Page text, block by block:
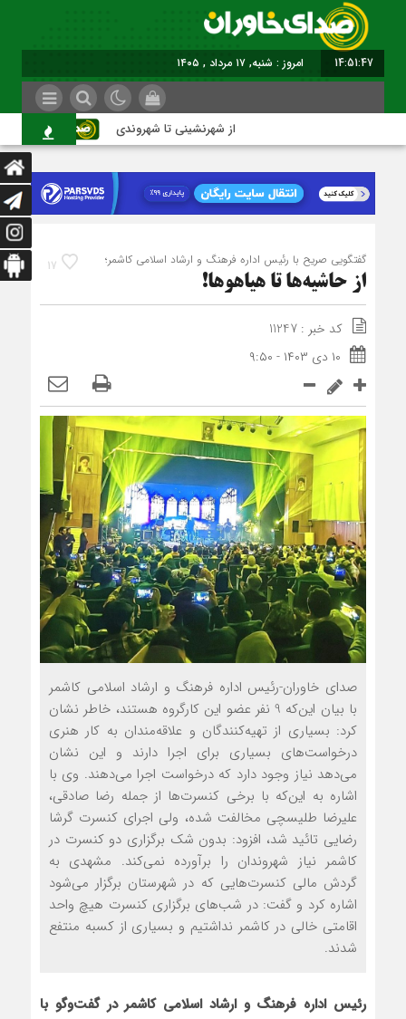
14:51:48 برابر با : Saturday - 8 August
از شهرنشینی تا شهروندی
17 گفتگویی صریح با رئیس اداره فرهنگ و ارشاد اسلامی کاشمر؛
از حاشیه‌ها تا هیاهوها!
کد خبر : 11247
۱۰ دی ۱۴۰۳ - ۹:۵۰
صدای خاوران-رئیس اداره فرهنگ و ارشاد اسلامی کاشمر
با بیان این‌که 9 نفر عضو این کارگروه هستند، خاطر نشان
کرد: بسیاری از تهیه‌کنندگان و علاقه‌مندان به کار هنری
درخواست‌های بسیاری برای اجرا دارند و این نشان
می‌دهد نیاز وجود دارد که درخواست اجرا می‌دهند. وی با
اشاره به این‌که با برخی کنسرت‌ها از جمله رضا صادقی،
علیرضا طلیسچی مخالفت شده، ولی اجرای کنسرت گرشا
رضایی تائید شد، افزود: بدون شک برگزاری دو کنسرت در
کاشمر نیاز شهروندان را برآورده نمی‌کند. مشهدی به
گردش مالی کنسرت‌هایی که در شهرستان برگزار می‌شود
اشاره کرد و گفت: در شب‌های برگزاری کنسرت هیچ واحد
اقامتی خالی در کاشمر نداشتیم و بسیاری از کسبه منتفع
شدند.
رئیس اداره فرهنگ و ارشاد اسلامی کاشمردر گفت‌وگو با